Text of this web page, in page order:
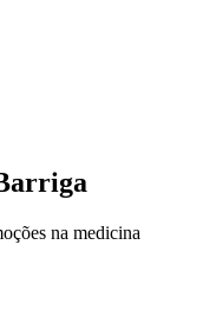
na medicina